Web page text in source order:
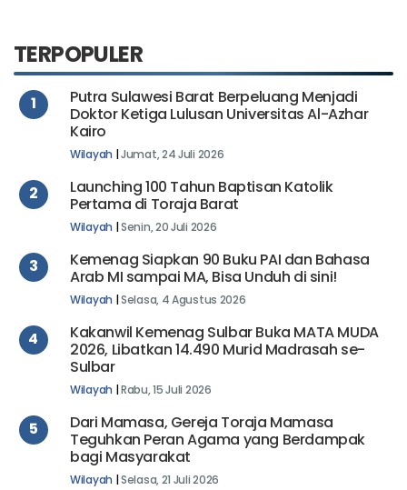
TERPOPULER
1
Putra Sulawesi Barat Berpeluang Menjadi
Doktor Ketiga Lulusan Universitas Al-Azhar
Kairo
Wilayah |Jumat, 24 Juli 2026
2
Launching 100 Tahun Baptisan Katolik
Pertama di Toraja Barat
Wilayah |Senin, 20 Juli 2026
3
Kemenag Siapkan 90 Buku PAI dan Bahasa
Arab MI sampai MA, Bisa Unduh di sini!
Wilayah |Selasa, 4 Agustus 2026
4
Kakanwil Kemenag Sulbar Buka MATA MUDA
2026, Libatkan 14.490 Murid Madrasah se-
Sulbar
Wilayah |Rabu, 15 Juli 2026
5
Dari Mamasa, Gereja Toraja Mamasa
Teguhkan Peran Agama yang Berdampak
bagi Masyarakat
Wilayah |Selasa, 21 Juli 2026